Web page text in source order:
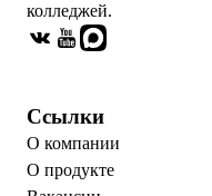
колледжей.
Ссылки
О компании
О продукте